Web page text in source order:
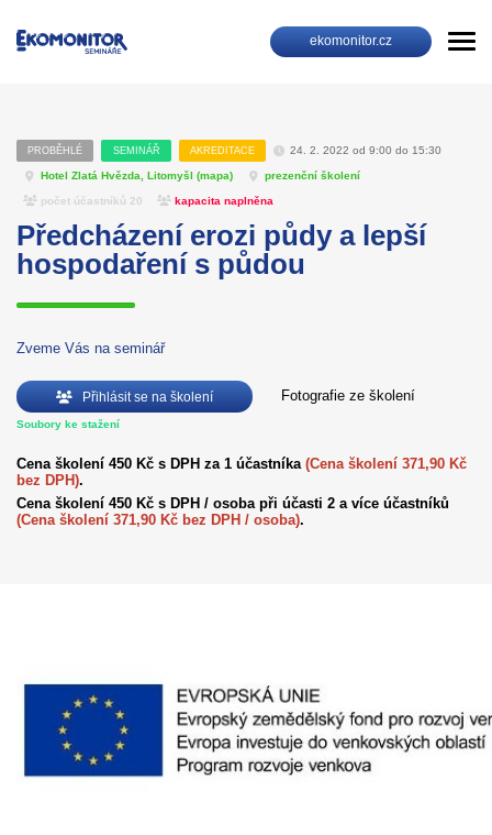
ekomonitor.cz
PROBĚHLÉ SEMINÁŘ AKREDITACE 24. 2. 2022 od 9:00 do 15:30
Hotel Zlatá Hvězda, Litomyšl (mapa) prezenční školení
počet účastníků 20 kapacita naplněna
Předcházení erozi půdy a lepší
hospodaření s půdou
Zveme Vás na seminář
Přihlásit se na školení Fotografie ze školení
Soubory ke stažení
Cena školení 450 Kč s DPH za 1 účastníka (Cena školení 371,90 Kč
bez DPH).
Cena školení 450 Kč s DPH / osoba při účasti 2 a více účastníků
(Cena školení 371,90 Kč bez DPH / osoba).